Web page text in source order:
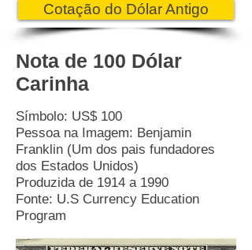
Cotação do Dólar Antigo
Nota de 100 Dólar
Carinha
Símbolo: US$ 100
Pessoa na Imagem: Benjamin
Franklin (Um dos pais fundadores
dos Estados Unidos)
Produzida de 1914 a 1990
Fonte: U.S Currency Education
Program